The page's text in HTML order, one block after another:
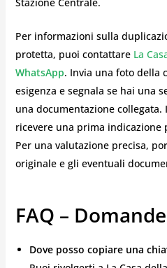
Per informazioni sulla
protetta, puoi contattareLa
WhatsApp. Invia una foto della
esigenza e segnala se hai una
una documentazione
ricevere una prima indicazione
Per una valutazione precisa,
originale e gli eventuali
FAQ –
Dove posso copiare una